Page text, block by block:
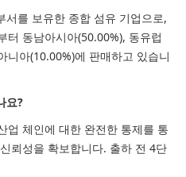
서를 보유한 종합 섬유 기업으로,
터 동남아시아(50.00%), 동유럽
니아(10.00%)에 판매하고 있습니
요?
업 체인에 대한 완전한 통제를 통
뢰성을 확보합니다. 출하 전 4단